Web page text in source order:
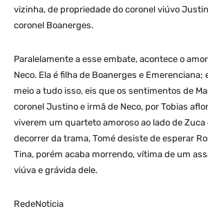
vizinha, de propriedade do coronel viúvo
coronel Boanerges.
Paralelamente a esse embate, acontece o
Neco. Ela é filha de Boanerges e Emerenciana;
meio a tudo isso, eis que os sentimentos de
coronel Justino e irmã de Neco, por Tobias
viverem um quarteto amoroso ao lado de Zuca
decorrer da trama, Tomé desiste de esperar
Tina, porém acaba morrendo, vítima de um
viúva e grávida dele.
RedeNoticia